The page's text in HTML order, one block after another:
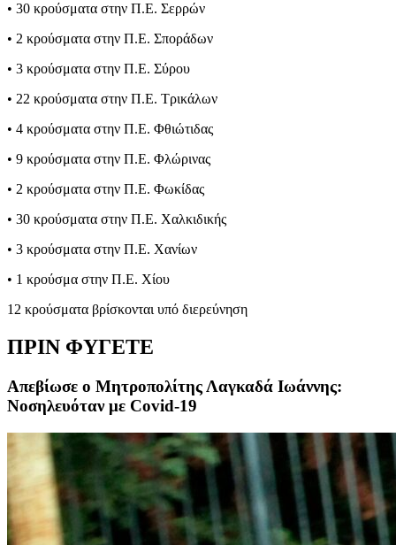
• 30 κρούσματα στην Π.Ε. Σερρών
• 2 κρούσματα στην Π.Ε. Σποράδων
• 3 κρούσματα στην Π.Ε. Σύρου
• 22 κρούσματα στην Π.Ε. Τρικάλων
• 4 κρούσματα στην Π.Ε. Φθιώτιδας
• 9 κρούσματα στην Π.Ε. Φλώρινας
• 2 κρούσματα στην Π.Ε. Φωκίδας
• 30 κρούσματα στην Π.Ε. Χαλκιδικής
• 3 κρούσματα στην Π.Ε. Χανίων
• 1 κρούσμα στην Π.Ε. Χίου
12 κρούσματα βρίσκονται υπό διερεύνηση
ΠΡΙΝ ΦΥΓΕΤΕ
Απεβίωσε ο Μητροπολίτης Λαγκαδά Ιωάννης:
Νοσηλευόταν με Covid-19